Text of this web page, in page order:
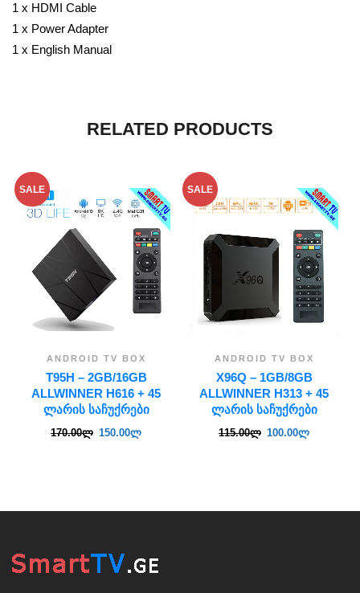
1 x HDMI Cable
1 x Power Adapter
1 x English Manual
RELATED PRODUCTS
SALE
ANDROID TV BOX
T95H – 2GB/16GB
ALLWINNER H616 + 45
ᲚᲐᲠᲘᲡ ᲡᲐᲩᲣᲥᲠᲔᲑᲘ
170.00ლ 150.00ლ
SALE
ANDROID TV BOX
X96Q – 1GB/8GB
ALLWINNER H313 + 45
ᲚᲐᲠᲘᲡ ᲡᲐᲩᲣᲥᲠᲔᲑᲘ
115.00ლ 100.00ლ